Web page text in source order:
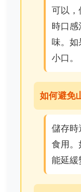
可以，
時口
味。如
小口。
如何避免
儲存時
食用。
能延緩